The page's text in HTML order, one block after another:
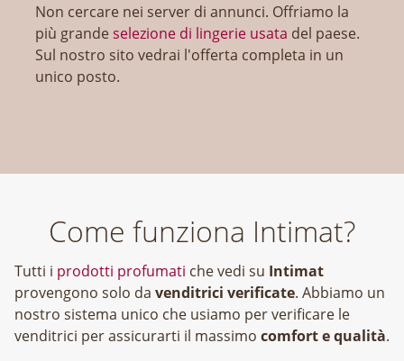
Non cercare nei server di annunci. Offriamo la
più grandeselezione di lingerie usata del paese.
Sul nostro sito vedrai l'offerta completa in un
unico posto.
Come funziona Intimat?
Tutti i prodotti profumati che vedi su Intimat
provengono solo da venditrici verificate. Abbiamo un
nostro sistema unico che usiamo per verificare le
venditrici per assicurarti il massimo comfort e qualità.